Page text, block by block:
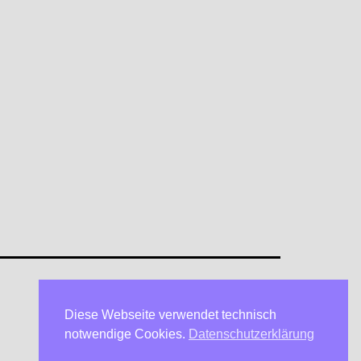
Datenschutzerklärung
Diese Webseite verwendet technisch
notwendige Cookies. Datenschutzerklärung